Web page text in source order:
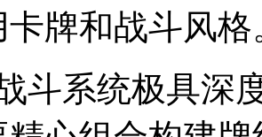
牌和战斗风格
斗系统极具深